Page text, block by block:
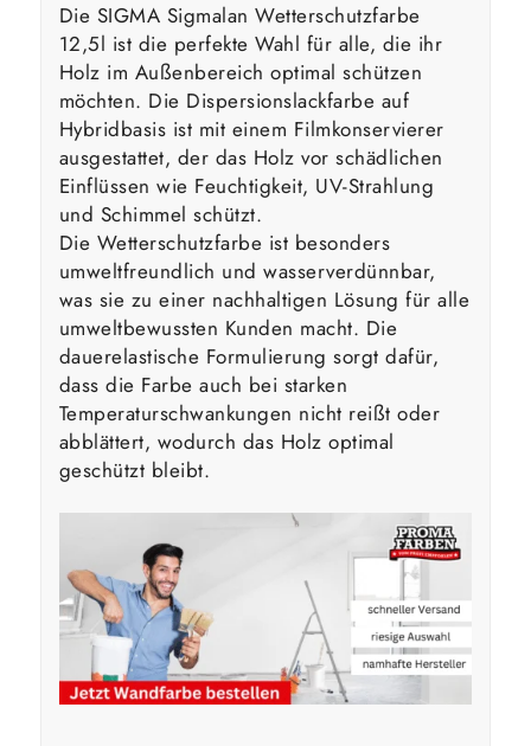
Die SIGMA Sigmalan Wetterschutzfarbe
12,5l ist die perfekte Wahl für alle, die ihr
Holz im Außenbereich optimal schützen
möchten. Die Dispersionslackfarbe auf
Hybridbasis ist mit einem Filmkonservierer
ausgestattet, der das Holz vor schädlichen
Einflüssen wie Feuchtigkeit, UV-Strahlung
und Schimmel schützt.
Die Wetterschutzfarbe ist besonders
umweltfreundlich und wasserverdünnbar,
was sie zu einer nachhaltigen Lösung für alle
umweltbewussten Kunden macht. Die
dauerelastische Formulierung sorgt dafür,
dass die Farbe auch bei starken
Temperaturschwankungen nicht reißt oder
abblättert, wodurch das Holz optimal
geschützt bleibt.